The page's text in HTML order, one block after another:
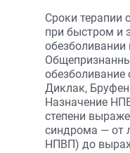
Сроки терапии
при быстром и
обезболивании
Диклак,
Назначение
степени
синдрома — от
НПВП) до